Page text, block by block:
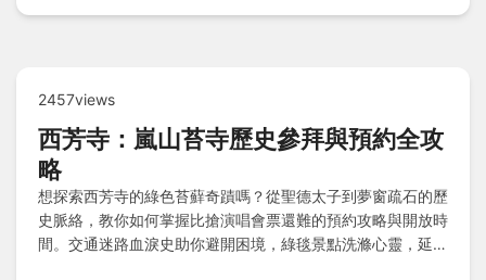
2457views
西芳寺：嵐山苔寺歷史參拜與預約全攻
略
想探索西芳寺的綠色苔蘚奇蹟嗎？從聖德太子到夢窗疏石的歷
史脈絡，教你如何掌握比搶演唱會票還難的預約攻略與開放時
間。交通迷路血淚史助你避開困境，綠毯景點洗滌心靈，延伸